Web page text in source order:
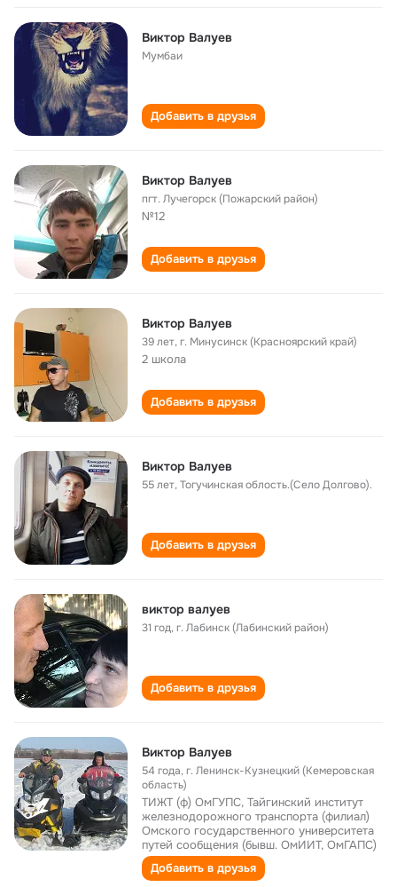
Виктор Валуев
Мумбаи
Добавить в друзья
Виктор Валуев
пгт. Лучегорск (Пожарский район)
№12
Добавить в друзья
Виктор Валуев
39 лет,г. Минусинск (Красноярский край)
2 школа
Добавить в друзья
Виктор Валуев
55 лет,Тогучинская облость.(Село Долгово).
Добавить в друзья
виктор валуев
31 год,г. Лабинск (Лабинский район)
Добавить в друзья
Виктор Валуев
54 года,г. Ленинск-Кузнецкий (Кемеровская
область)
ТИЖТ (ф) ОмГУПС, Тайгинский институт
железнодорожного транспорта (филиал)
Омского государственного университета
путей сообщения (бывш. ОмИИТ, ОмГАПС)
Добавить в друзья